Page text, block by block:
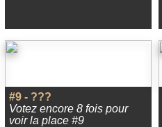
#9 - ???
Votez encore 8 fois pour
voir la place #9